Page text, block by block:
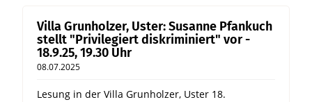
Villa Grunholzer, Uster: Susanne Pfankuch
stellt "Privilegiert diskriminiert" vor -
18.9.25, 19.30 Uhr
08.07.2025
Lesung in der Villa Grunholzer, Uster 18.